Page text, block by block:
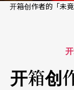
开箱创作者的「未
开箱创